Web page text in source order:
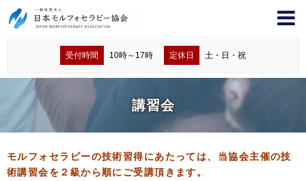
受付時間 10時～17時 定休日 土・日・祝
講習会
モルフォセラピーの技術習得にあたっては、当協会主催の技
術講習会を２級から順にご受講頂きます。